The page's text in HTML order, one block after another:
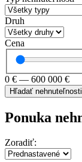
Druh
Cena
0 € — 600 000 €
Hľadať nehnuteľnosti
Ponuka
Zoradiť: